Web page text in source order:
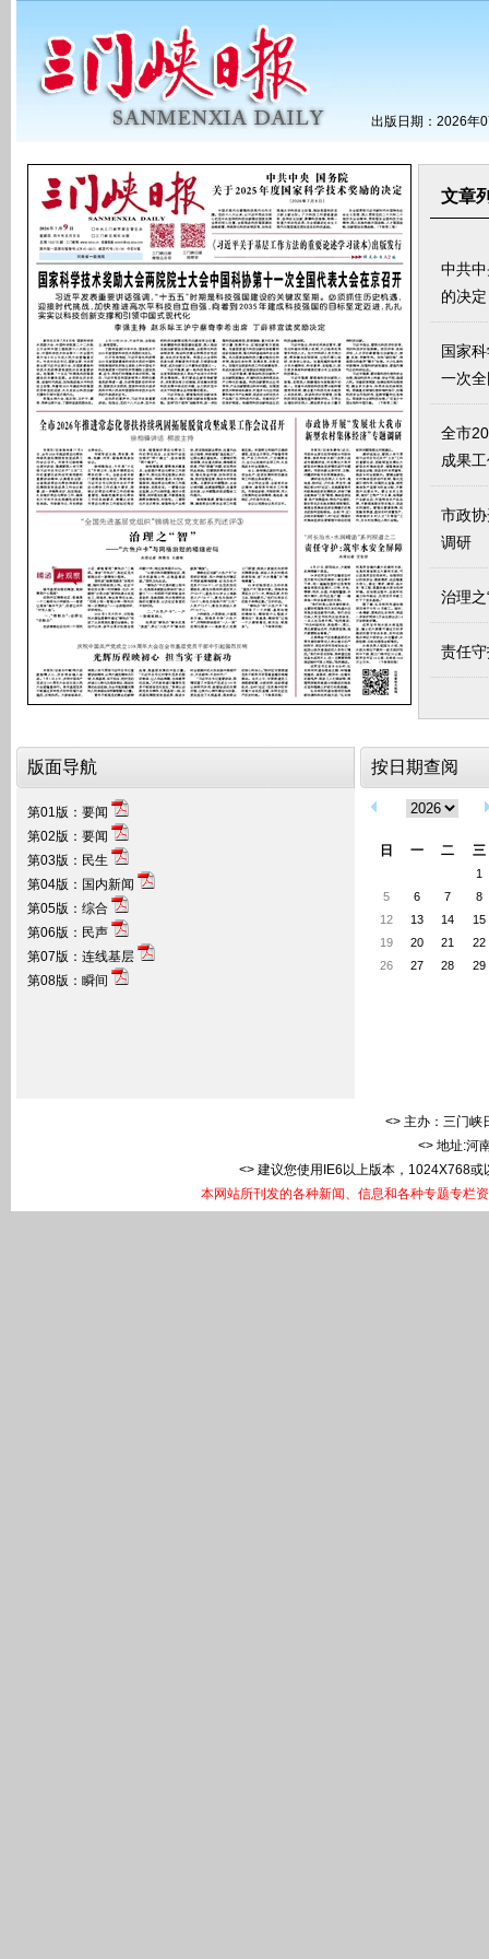
出版日期：2026年
文章
中共
的决定
国家
一次
全市
成果
市政
调研
治理之
责任
版面导航
第01版：要闻
第02版：要闻
第03版：民生
第04版：国内新闻
第05版：综合
第06版：民声
第07版：连线基层
第08版：瞬间
按日期查阅
日 一 二 三
1
5
6 7
8
12
13 14
15
19
20 21
22
26
27 28 29
<> 主办：三门峡
<> 地址:河
<> 建议您使用IE6以上版本，1024X768
本网站所刊发的各种新闻、信息和各种专题专栏